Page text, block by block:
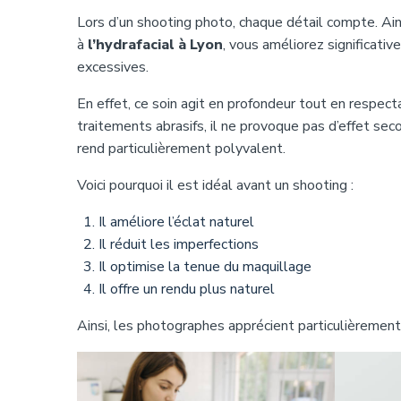
Lors d’un shooting photo, chaque détail compte.
à l’hydrafacial à Lyon, vous améliorez
excessives.
En effet, ce soin agit en profondeur tout en
traitements abrasifs, il ne provoque pas d’effet
rend particulièrement polyvalent.
Voici pourquoi il est idéal avant un shooting :
Il améliore l’éclat naturel
Il réduit les imperfections
Il optimise la tenue du maquillage
Il offre un rendu plus naturel
Ainsi, les photographes apprécient